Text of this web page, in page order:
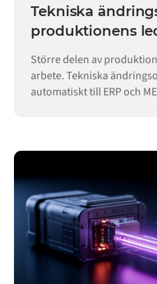
Tekniska
produktionens
Större delen av
arbete. Tekniska
automatiskt till ERP och